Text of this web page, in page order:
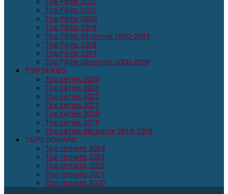
Top Films 2021
Top Films 2020
Top Films 2019
Top Films décennie 2010-2019
Top Films 2018
Top Films 2017
Top Films décennie 2000-2009
TOP SERIES
Top séries 2024
Top séries 2023
Top séries 2022
Top séries 2021
Top séries 2020
Top séries 2019
Top séries décennie 2010-2019
TOPS ROMANS
Top romans 2024
Top romans 2023
Top romans 2022
Top romans 2021
Top romans 2020